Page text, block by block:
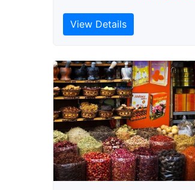
View Details